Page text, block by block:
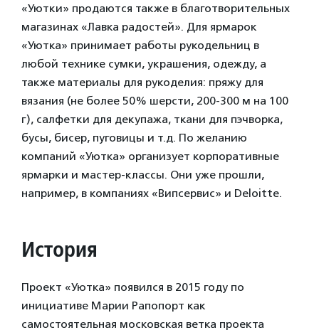
«Уютки» продаются также в благотворительных
магазинах «Лавка радостей». Для ярмарок
«Уютка» принимает работы рукодельниц в
любой технике сумки, украшения, одежду, а
также материалы для рукоделия: пряжу для
вязания (не более 50% шерсти, 200-300 м на 100
г), салфетки для декупажа, ткани для пэчворка,
бусы, бисер, пуговицы и т.д. По желанию
компаний «Уютка» организует корпоративные
ярмарки и мастер-классы. Они уже прошли,
например, в компаниях «Випсервис» и Deloitte.
История
Проект «Уютка» появился в 2015 году по
инициативе Марии Рапопорт как
самостоятельная московская ветка проекта